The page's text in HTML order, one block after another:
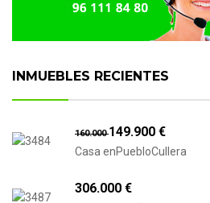
INMUEBLES RECIENTES
160.000149.900 €
Casa enPuebloCullera
306.000 €